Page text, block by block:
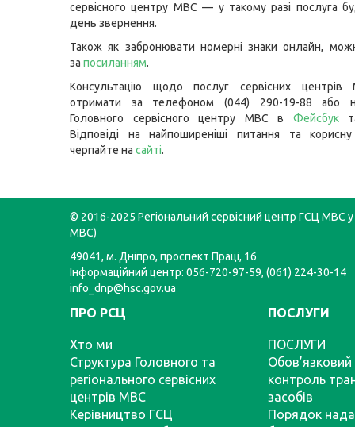
сервісного центру МВС — у такому разі послуга
день звернення.
Також як забронювати номерні знаки онлайн,
за посиланням.
Консультацію щодо послуг сервісних
отримати за телефоном (044) 290-19-88 або
Головного сервісного центру МВС в Фейсбук
Відповіді на найпоширеніші питання та
черпайте на сайті.
© 2016-2025 Регіональний сервісний центр ГСЦ МВС у
МВС)
49041, м. Дніпро, проспект Праці, 16
Інформаційний центр: 056-720-97-59, (061) 224-30-14
info_dnp@hsc.gov.ua
ПРО РСЦ
Хто ми
Структура Головного та
регіонального сервісних
центрів МВС
Керівництво ГСЦ
ПОСЛУГИ
ПОСЛУГИ
Обов’язковий
контроль
засобів
Порядок